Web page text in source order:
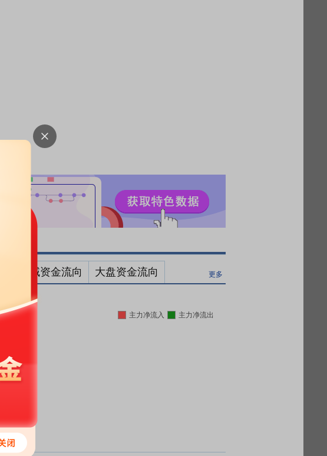
地域资金流向 大盘资金流向 更多
主力净流入 主力净流出